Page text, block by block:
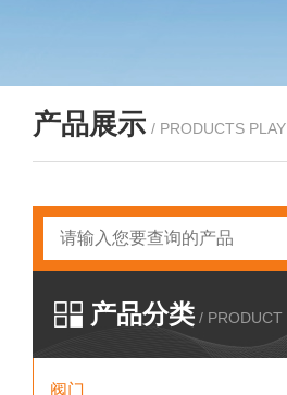
产品展示 / PRODUCTS PLAY
产品分类 / PRODUCT
阀门